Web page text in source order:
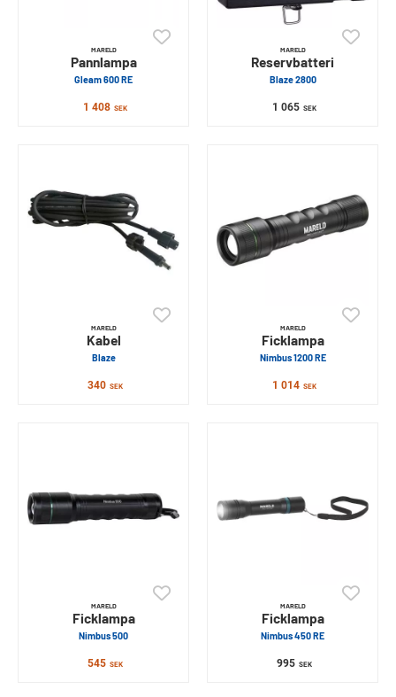
MARELD
Pannlampa
Gleam 600 RE
1 408 SEK
MARELD
Reservbatteri
Blaze 2800
1 065 SEK
MARELD
Kabel
Blaze
340 SEK
MARELD
Ficklampa
Nimbus 1200 RE
1 014 SEK
MARELD
Ficklampa
Nimbus 500
545 SEK
MARELD
Ficklampa
Nimbus 450 RE
995 SEK